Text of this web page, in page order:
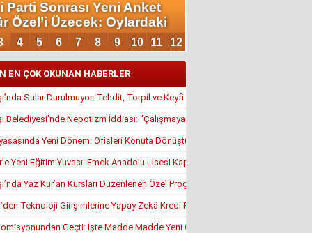
EN ÇOK OKUNAN HABERLER
Sular Durulmuyor: Tehdit, Torpil ve Keyfi Atamalar Gündemde
Belediyesi’nde Nepotizm İddiası: "Çalışmayan Kaldı, Çavuş İstifa Ettirildi"
Yeni Dönem: Ofisleri Konuta Dönüştürmek İçin Son Tarih 1
Yeni Eğitim Yuvası: Emek Anadolu Lisesi Kapılarını Açmaya Hazırlanıyor
Yaz Kur’an Kursları Düzenlenen Özel Programla Açıldı
Teknoloji Girişimlerine Yapay Zekâ Kredi Programı
Geçti: İşte Madde Madde Yeni Öğrenci Affı Rehberi